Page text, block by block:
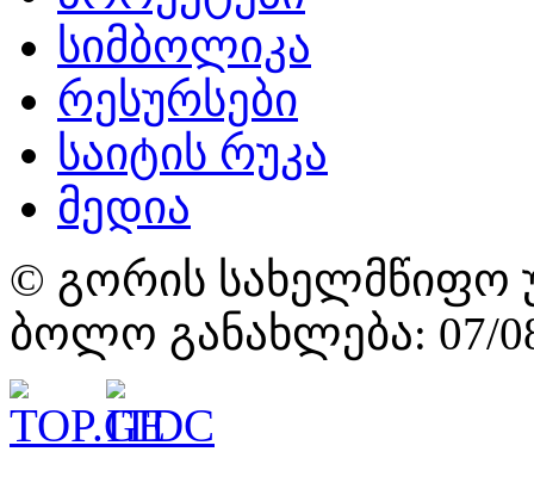
სიმბოლიკა
რესურსები
საიტის რუკა
მედია
© გორის სახელმწიფო
ბოლო განახლება: 07/